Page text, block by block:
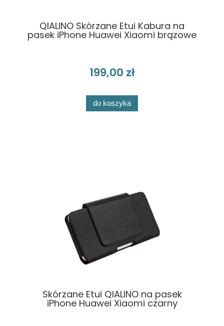
QIALINO Skórzane Etui Kabura na
pasek iPhone Huawei Xiaomi brązowe
199,00 zł
do koszyka
Skórzane Etui QIALINO na pasek
iPhone Huawei Xiaomi czarny